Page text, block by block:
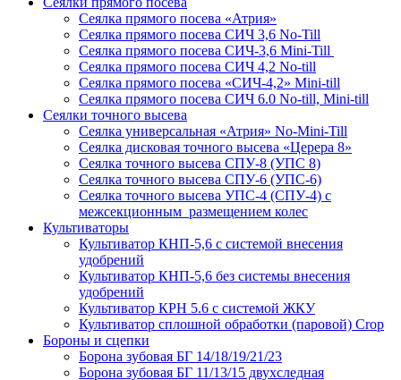
Сеялка прямого посева «Атрия»
Сеялка прямого посева СИЧ 3,6 No-Till
Сеялка прямого посева СИЧ-3,6 Mini-Till
Сеялка прямого посева СИЧ 4,2 No-till
Сеялка прямого посева «СИЧ-4,2» Mini-till
Сеялка прямого посева СИЧ 6.0 No-till, Mini-till
Сеялки точного высева
Сеялка универсальная «Атрия» No-Mini-Till
Сеялка дисковая точного высева «Церера 8»
Сеялка точного высева СПУ-8 (УПС 8)
Сеялка точного высева СПУ-6 (УПС-6)
Сеялка точного высева УПС-4 (СПУ-4) с
межсекционным размещением колес
Культиваторы
Культиватор КНП-5,6 с системой внесения
удобрений
Культиватор КНП-5,6 без системы внесения
удобрений
Культиватор КРН 5.6 с системой ЖКУ
Культиватор сплошной обработки (паровой) Crop
Бороны и сцепки
Борона зубовая БГ 14/18/19/21/23
Борона зубовая БГ 11/13/15 двухследная